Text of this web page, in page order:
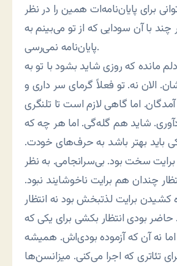
برای پایان‌نامه‌ات همین را در نظر
با آن سودایی که از تو می‌بینم به
پایان‌نامه نمی‌رسی.
مانده که روزی شاید بشود با تو به
الان نه. تو فعلاً گرمای سر داری و
آمدگان. اما گاهی لازم است تا تلنگری
شاید هم گله‌گی. اما هر چه که
بهتر باشد به حرف‌های خودت.
برایت سخت بود. بی‌سرانجامی. به نظر
چندان هم برایت ناخوشایند نبود.
کشیدن برایت لذتبخش بود نه انتظار
بودی انتظار بکشی برای یکی که
اما نه آن که آزموده بودی‌اش. همیشه
تئاتری که اجرا می‌کنی. میزانسن‌ها